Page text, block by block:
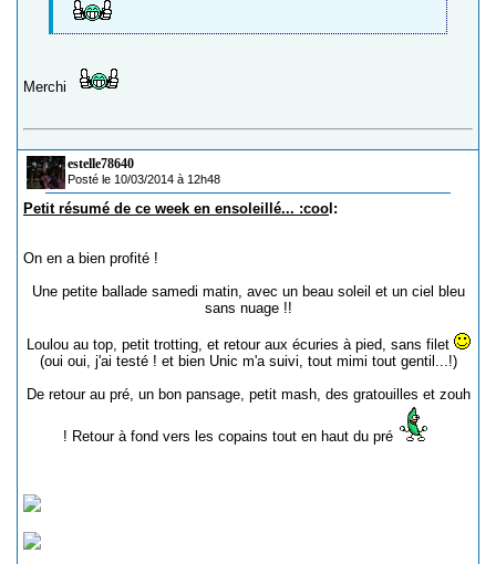
Merchi
estelle78640
Posté le 10/03/2014 à 12h48
Petit résumé de ce week en ensoleillé... :coo l:
On en a bien profité !
Une petite ballade samedi matin, avec un beau soleil et un ciel bleu
sans nuage !!
Loulou au top, petit trotting, et retour aux écuries à pied, sans filet
(oui oui, j'ai testé ! et bien Unic m'a suivi, tout mimi tout gentil...!)
De retour au pré, un bon pansage, petit mash, des gratouilles et zouh
! Retour à fond vers les copains tout en haut du pré